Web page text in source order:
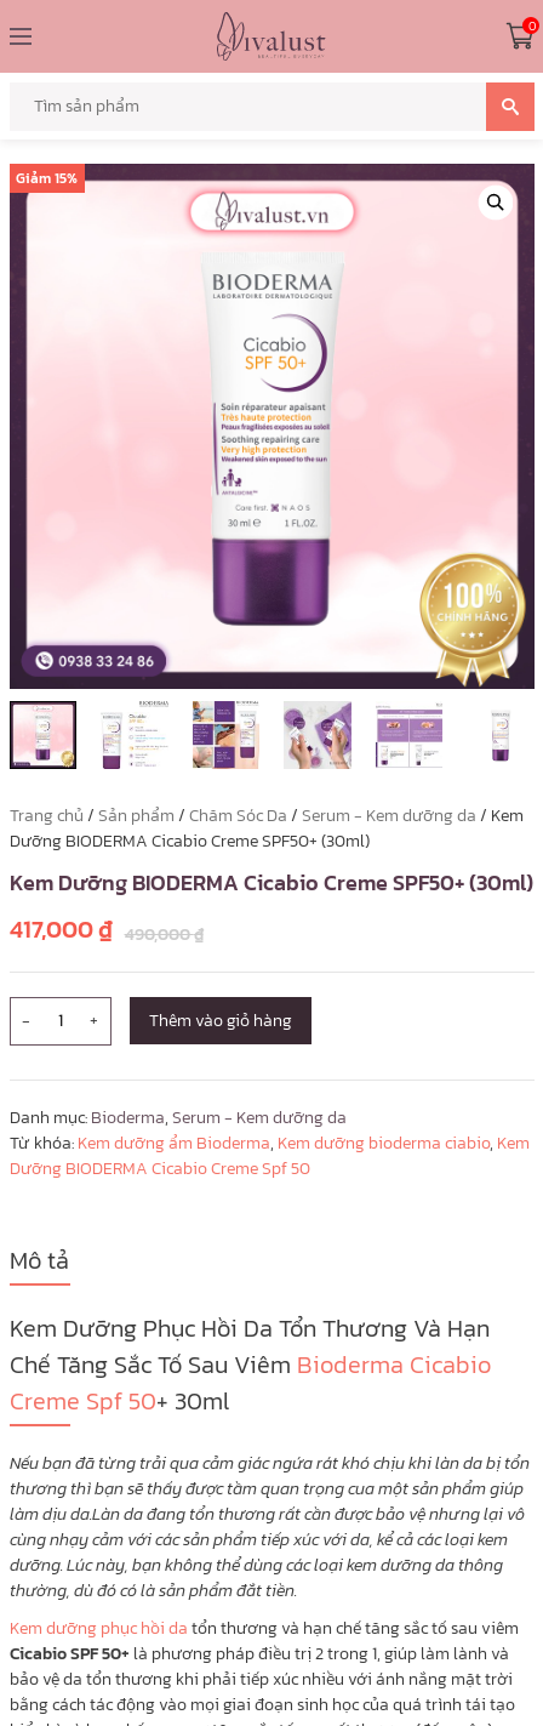
0
Giảm15%
Trang chủ/Sản phẩm/Chăm Sóc Da/Serum - Kem dưỡng da/ Kem
Dưỡng BIODERMA Cicabio Creme SPF50+ (30ml)
Kem Dưỡng BIODERMA Cicabio Creme SPF50+ (30ml)
490,000₫
417,000₫
- + Thêm vào giỏ hàng
Danh mục:Bioderma,Serum - Kem dưỡng da
Từ khóa:Kem dưỡng ẩm Bioderma, Kem dưỡng bioderma ciabio, Kem
Dưỡng BIODERMA Cicabio Creme Spf 50
Mô tả
Kem Dưỡng Phục Hồi Da Tổn Thương Và Hạn
Chế Tăng Sắc Tố Sau Viêm Bioderma Cicabio
Creme Spf 50+ 30ml
Nếu bạn đã từng trải qua cảm giác ngứa rát khó chịu khi làn da bị tổn
thương thì bạn sẽ thấy được tầm quan trọng cua một sản phẩm giúp
làm dịu da.Làn da đang tổn thương rất cần được bảo vệ nhưng lại vô
cùng nhạy cảm với các sản phẩm tiếp xúc với da, kể cả các loại kem
dưỡng. Lúc này, bạn không thể dùng các loại kem dưỡng da thông
thường, dù đó có là sản phẩm đắt tiền.
Kem dưỡng phục hồi datổn thương và hạn chế tăng sắc tố sau viêm
Cicabio SPF 50+ là phương pháp điều trị 2 trong 1, giúp làm lành và
bảo vệ da tổn thương khi phải tiếp xúc nhiều với ánh nắng mặt trời
bằng cách tác động vào mọi giai đoạn sinh học của quá trình tái tạo